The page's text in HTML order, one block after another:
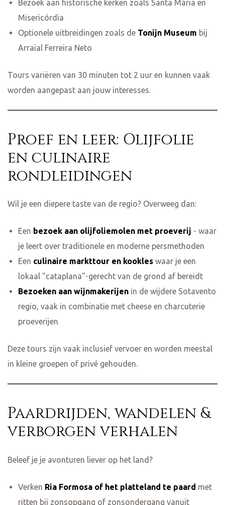
Bezoek aan historische kerken zoals Santa Maria en
Misericórdia
Optionele uitbreidingen zoals de Tonijn Museum bij
Arraial Ferreira Neto
Tours variëren van 30 minuten tot 2 uur en kunnen vaak
worden aangepast aan jouw interesses.
Proef en leer: Olijfolie
en culinaire
rondleidingen
Wil je een diepere taste van de regio? Overweeg dan:
Een bezoek aan olijfoliemolen met proeverij - waar
je leert over traditionele en moderne persmethoden
Een culinaire markttour en kookleswaar je een
lokaal "cataplana"-gerecht van de grond af bereidt
Bezoeken aan wijnmakerijenin de wijdere Sotavento
regio, vaak in combinatie met cheese en charcuterie
proeverijen
Deze tours zijn vaak inclusief vervoer en worden meestal
in kleine groepen of privé gehouden.
Paardrijden, wandelen &
verborgen verhalen
Beleef je je avonturen liever op het land?
Verken Ria Formosa of het platteland te paard met
ritten bij zonsopgang of zonsondergang vanuit